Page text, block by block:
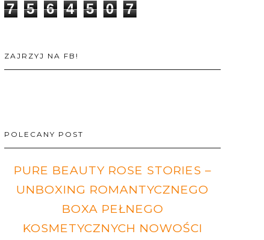
7 5 6 4 5 0 7
ZAJRZYJ NA FB!
POLECANY POST
PURE BEAUTY ROSE STORIES –
UNBOXING ROMANTYCZNEGO
BOXA PEŁNEGO
KOSMETYCZNYCH NOWOŚCI